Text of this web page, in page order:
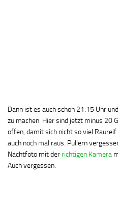
Dann ist es auch schon 21:15 Uhr
zu machen. Hier sind jetzt minus 20
offen, damit sich nicht so viel
auch noch mal raus. Pullern
Nachtfoto mit der richtigen Kamera
Auch vergessen.